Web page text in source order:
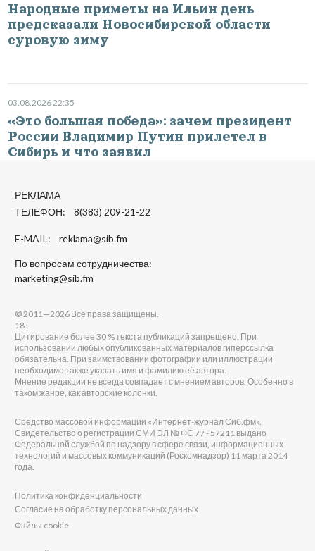
Народные приметы на Ильин день
предсказали Новосибирской области
суровую зиму
03.08.2026 22:35
«Это большая победа»: зачем президент
России Владимир Путин прилетел в
Сибирь и что заявил
РЕКЛАМА
ТЕЛЕФОН: 8(383) 209-21-22
E-MAIL: reklama@sib.fm
По вопросам сотрудничества:
marketing@sib.fm
© 2011—2026 Все права защищены.
18+
Цитирование более 30 % текста публикаций запрещено. При
использовании любых опубликованных материалов гиперссылка
обязательна. При заимствовании фотографии или иллюстрации
необходимо также указать имя и фамилию её автора.
Мнение редакции не всегда совпадает с мнением авторов. Особенно в
таком жанре, как авторские колонки.
Средство массовой информации «Интернет-журнал Сиб.фм».
Свидетельство о регистрации СМИ ЭЛ № ФС 77 - 57211 выдано
Федеральной службой по надзору в сфере связи, информационных
технологий и массовых коммуникаций (Роскомнадзор) 11 марта 2014
года.
Политика конфиденциальности
Согласие на обработку персональных данных
Файлы cookie